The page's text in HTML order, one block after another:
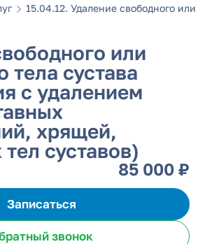
15.04.12. Удаление свободного
или
тела сустава
с удалением
хрящей,
суставов)
85 000 ₽
Записаться
звонок